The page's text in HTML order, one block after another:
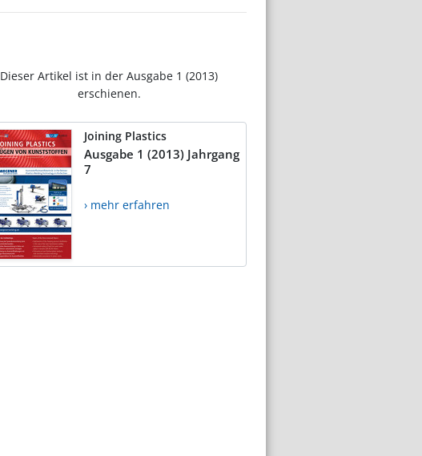
Dieser Artikel ist in der Ausgabe 1 (2013)
erschienen.
Joining Plastics
Ausgabe 1 (2013) Jahrgang
7
› mehr erfahren